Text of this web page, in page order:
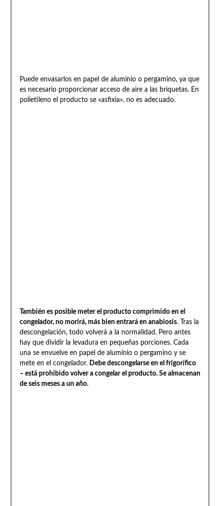
Puede envasarlos en papel de aluminio o pergamino, ya que
es necesario proporcionar acceso de aire a las briquetas. En
polietileno el producto se «asfixia», no es adecuado.
También es posible meter el producto comprimido en el
congelador, no morirá, más bien entrará en anabiosis. Tras la
descongelación, todo volverá a la normalidad. Pero antes
hay que dividir la levadura en pequeñas porciones. Cada
una se envuelve en papel de aluminio o pergamino y se
mete en el congelador. Debe descongelarse en el frigorífico
– está prohibido volver a congelar el producto. Se almacenan
de seis meses a un año.